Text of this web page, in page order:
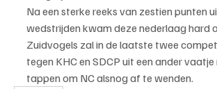
Na een sterke reeks van zestien punten
wedstrijden kwam deze nederlaag hard
Zuidvogels zal in de laatste twee
tegen KHC en SDCP uit een ander
tappen om NC alsnog af te wenden.